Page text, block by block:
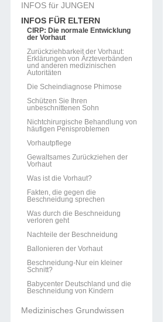
INFOS für JUNGEN
INFOS FÜR ELTERN
CIRP: Die normale Entwicklung
der Vorhaut
Zurückziehbarkeit der Vorhaut:
Erklärungen von Ärzteverbänden
und anderen medizinischen
Autoritäten
Die Scheindiagnose Phimose
Schützen Sie Ihren
unbeschnittenen Sohn
Nichtchirurgische Behandlung von
häufigen Penisproblemen
Vorhautpflege
Gewaltsames Zurückziehen der
Vorhaut
Was ist die Vorhaut?
Fakten, die gegen die
Beschneidung sprechen
Was durch die Beschneidung
verloren geht
Nachteile der Beschneidung
Ballonieren der Vorhaut
Beschneidung-Nur ein kleiner
Schnitt?
Babycenter Deutschland und die
Beschneidung von Kindern
Medizinisches Grundwissen